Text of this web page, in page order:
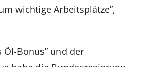
wichtige Arbeitsplätze”,
Öl-Bonus” und der